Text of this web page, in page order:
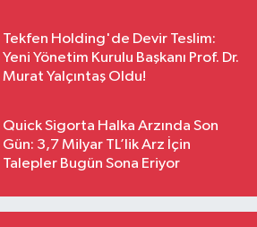
Tekfen Holding'de Devir Teslim:
Yeni Yönetim Kurulu Başkanı Prof. Dr.
Murat Yalçıntaş Oldu!
Quick Sigorta Halka Arzında Son
Gün: 3,7 Milyar TL’lik Arz İçin
Talepler Bugün Sona Eriyor